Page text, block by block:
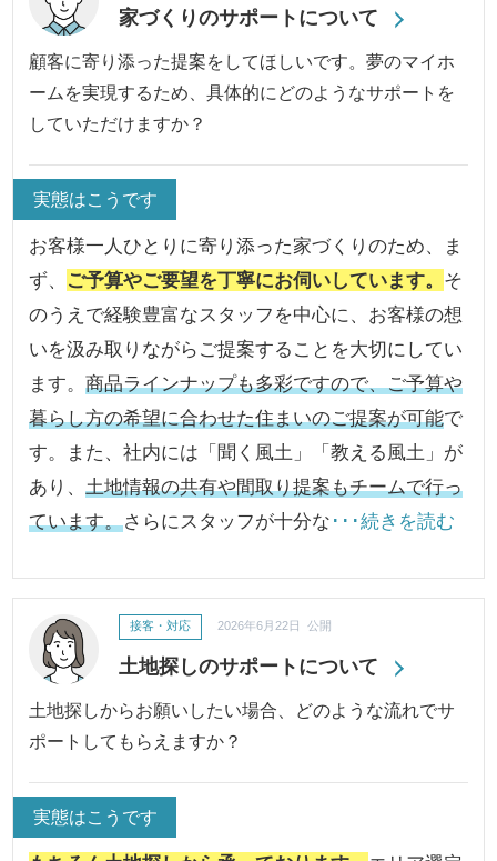
家づくりのサポートについて
顧客に寄り添った提案をしてほしいです。夢のマイホ
ームを実現するため、具体的にどのようなサポートを
していただけますか？
実態はこうです
お客様一人ひとりに寄り添った家づくりのため、ま
ず、 ご予算やご要望を丁寧にお伺いしています。 そ
のうえで経験豊富なスタッフを中心に、お客様の想
いを汲み取りながらご提案することを大切にしてい
ます。商品ラインナップも多彩ですので、ご予算や
暮らし方の希望に合わせた住まいのご提案が可能で
す。また、社内には「聞く風土」「教える風土」が
あり、土地情報の共有や間取り提案もチームで行っ
ています。さらにスタッフが十分な ･･･続きを読む
土地探しのサポートについて
接客・対応 2026年6月22日 公開
土地探しからお願いしたい場合、どのような流れでサ
ポートしてもらえますか？
実態はこうです